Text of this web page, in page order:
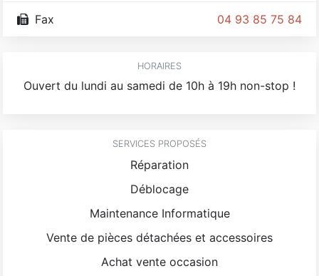
04 93 85 75 84
Fax
HORAIRES
Ouvert du lundi au samedi de 10h à 19h non-stop !
SERVICES PROPOSÉS
Réparation
Déblocage
Maintenance Informatique
Vente de pièces détachées et accessoires
Achat vente occasion